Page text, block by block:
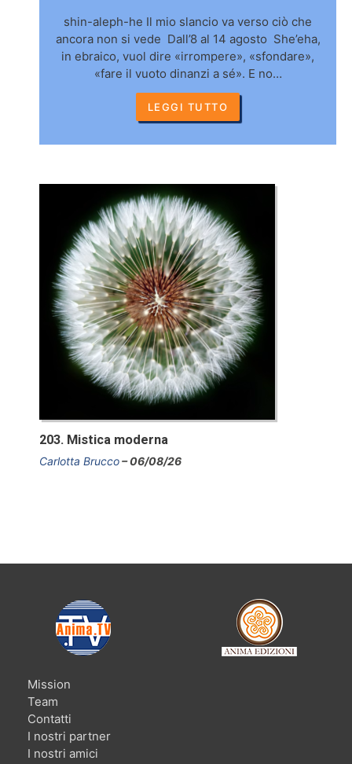
shin-aleph-he Il mio slancio va verso ciò che
ancora non si vede Dall’8 al 14 agosto She’eha,
in ebraico, vuol dire «irrompere», «sfondare»,
«fare il vuoto dinanzi a sé». E no…
LEGGI TUTTO
203. Mistica moderna
Carlotta Brucco 06/08/26
Mission
Team
Contatti
I nostri partner
I nostri amici